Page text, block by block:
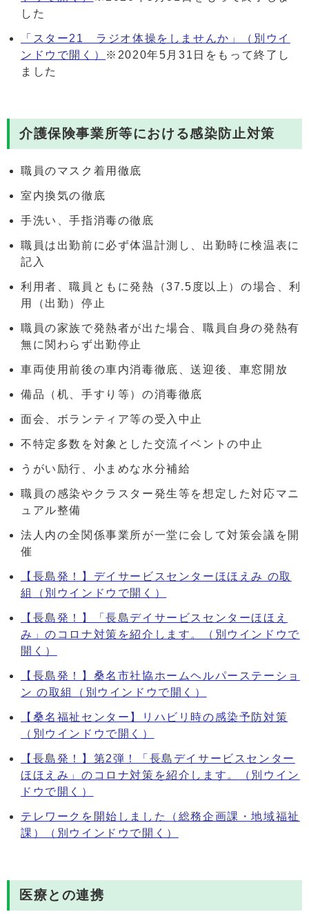
した
「スター21 ラジオ体操をしませんか」
（別ウイ
ンドウで開く）
※2020年5月31日をもって終了し
ました
介護保険事業所等における感染防止対策
職員のマスク着用徹底
室内換気の徹底
手洗い、手指消毒の徹底
職員は出勤前に必ず体温計測し、出勤時に検温表に
記入
利用者、職員ともに発熱（37.5度以上）の場合、利
用（出勤）停止
職員の家族で発熱者が出た場合、職員自身の発熱有
無に関わらず出勤停止
車両使用前後の車内消毒徹底、送迎後、車窓開放
備品（机、手すり等）の消毒徹底
面会、ボランティア等の受入中止
不特定多数を対象とした交流イベントの中止
うがい励行、小まめな水分補給
職員の感染やクラスター発生等を想定した対応マニ
ュアル整備
法人内の全関係事業所が一堂に会して対策会議を開
催
【長島発！】デイサービスセンターほほえみ の取
組
（別ウインドウで開く）
【長島発！】「長島デイサービスセンターほほえ
み」のコロナ対策を紹介します。
（別ウインドウで
開く）
【長島発！】桑名市社協ホームヘルパーステーショ
ン の取組
（別ウインドウで開く）
【桑名福祉センター】リハビリ時の感染予防対策
（別ウインドウで開く）
【長島発！】第2弾！「長島デイサービスセンター
ほほえみ」のコロナ対策を紹介します。
（別ウイン
ドウで開く）
テレワークを開始しました（総務企画課・地域福祉
課）
（別ウインドウで開く）
医療との連携